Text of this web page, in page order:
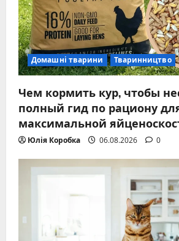
Домашні тварини Тваринництво
Чем кормить кур, чтобы
полный гид по рациону
максимальной
Юлія Коробка 06.08.2026 0